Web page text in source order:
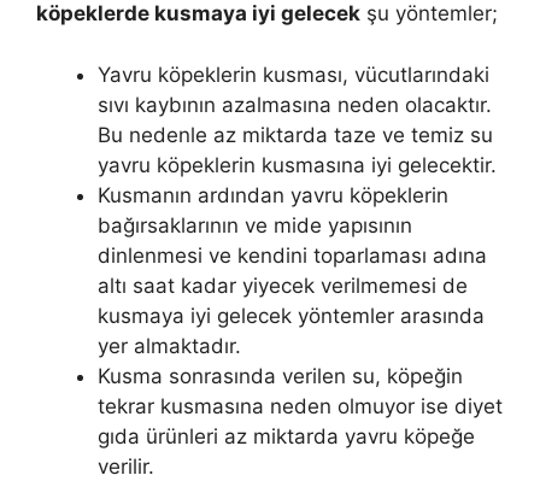
köpeklerde kusmaya iyi gelecek şu yöntemler;
Yavru köpeklerin kusması, vücutlarındaki
sıvı kaybının azalmasına neden olacaktır.
Bu nedenle az miktarda taze ve temiz su
yavru köpeklerin kusmasına iyi gelecektir.
Kusmanın ardından yavru köpeklerin
bağırsaklarının ve mide yapısının
dinlenmesi ve kendini toparlaması adına
altı saat kadar yiyecek verilmemesi de
kusmaya iyi gelecek yöntemler arasında
yer almaktadır.
Kusma sonrasında verilen su, köpeğin
tekrar kusmasına neden olmuyor ise diyet
gıda ürünleri az miktarda yavru köpeğe
verilir.